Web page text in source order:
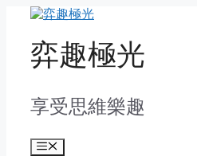
content弈趣極光
享受思維樂趣
Menu